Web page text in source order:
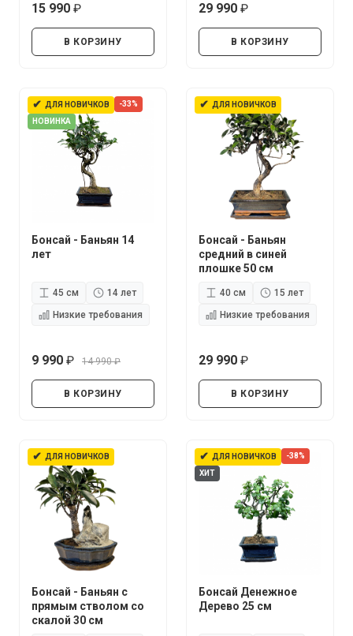
15 990
В КОРЗИНУ
29 990
В КОРЗИНУ
✔ ДЛЯ НОВИЧКОВ
-33%
НОВИНКА
Бонсай - Баньян 14
лет
45 см
14 лет
Низкие требования
9 990
14 990
В КОРЗИНУ
✔ ДЛЯ НОВИЧКОВ
Бонсай - Баньян
средний в синей
плошке 50 см
40 см
15 лет
Низкие требования
29 990
В КОРЗИНУ
✔ ДЛЯ НОВИЧКОВ
Бонсай - Баньян с
прямым стволом со
скалой 30 см
✔ ДЛЯ НОВИЧКОВ
-38%
ХИТ
Бонсай Денежное
Дерево 25 см